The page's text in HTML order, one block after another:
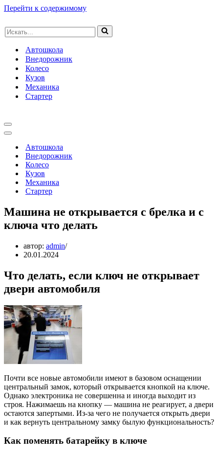
Перейти к содержимому
Искать...
Автошкола
Внедорожник
Колесо
Кузов
Механика
Стартер
Меню
навигации
Меню
навигацииАвтошкола
Внедорожник
Колесо
Кузов
Механика
Стартер
Машина не открывается с брелка и с
ключа что делать
автор: admin
20.01.2024
Что делать, если ключ не открывает
двери автомобиля
Почти все новые автомобили имеют в базовом оснащении
центральный замок, который открывается кнопкой на ключе.
Однако электроника не совершенна и иногда выходит из
строя. Нажимаешь на кнопку — машина не реагирует, а двери
остаются запертыми. Из-за чего не получается открыть двери
и как вернуть центральному замку былую функциональность?
Как поменять батарейку в ключе